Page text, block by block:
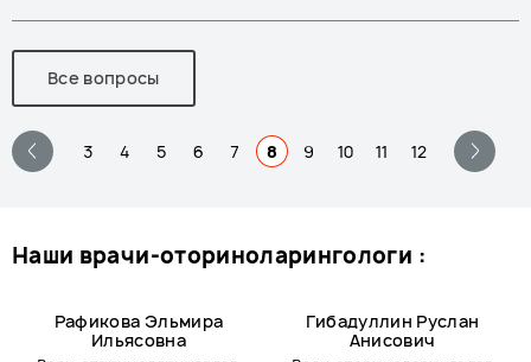
Все вопросы
3 4 5 6 7 8 9 10 11 12
наши врачи-оториноларингологи :
Рафикова Эльмира
Ильясовна
Гибадуллин Руслан
Анисович